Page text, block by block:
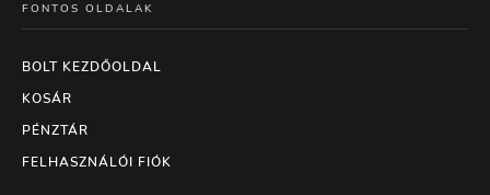
FONTOS OLDALAK
BOLT KEZDŐOLDAL
KOSÁR
PÉNZTÁR
FELHASZNÁLÓI FIÓK